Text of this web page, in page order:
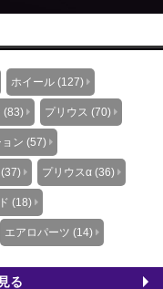
ホイール (127)
(83) プリウス (70)
ン (57)
プリウスα (36)
(18)
エアロパーツ (14)
る